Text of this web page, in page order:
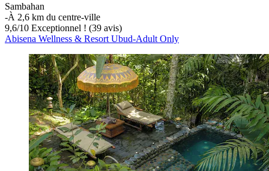
Sambahan
‐À 2,6 km du centre-ville
9,6/10 Exceptionnel ! (39 avis)
Abisena Wellness & Resort Ubud-Adult Only